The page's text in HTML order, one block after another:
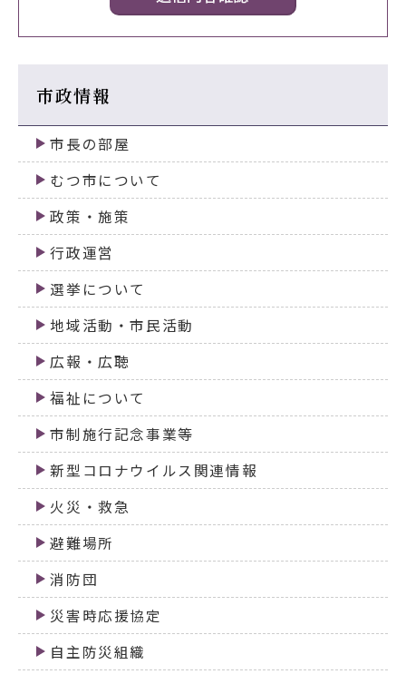
市政情報
市長の部屋
むつ市について
政策・施策
行政運営
選挙について
地域活動・市民活動
広報・広聴
福祉について
市制施行記念事業等
新型コロナウイルス関連情報
火災・救急
避難場所
消防団
災害時応援協定
自主防災組織